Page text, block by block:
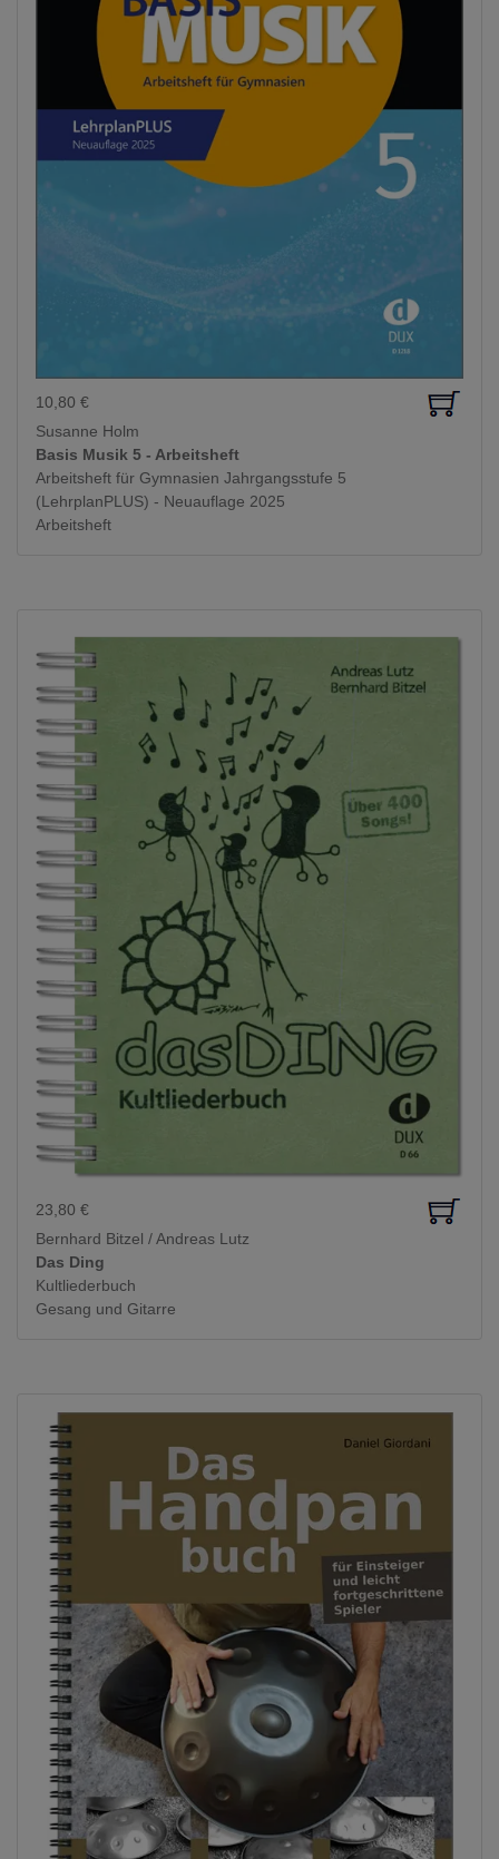
10,80 €
Susanne Holm
Basis Musik 5 - Arbeitsheft
Arbeitsheft für Gymnasien Jahrgangsstufe 5
(LehrplanPLUS) - Neuauflage 2025
Arbeitsheft
23,80 €
Bernhard Bitzel / Andreas Lutz
Das Ding
Kultliederbuch
Gesang und Gitarre